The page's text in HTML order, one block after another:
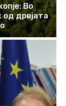
Во
дрвјата